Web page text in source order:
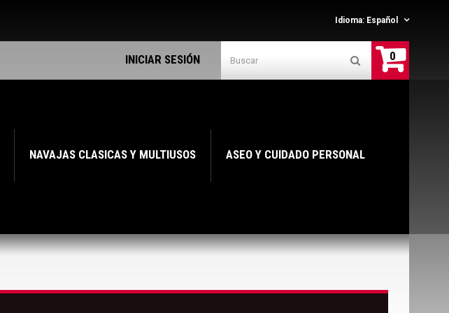
Idioma: Español
0
INICIAR SESIÓN
NAVAJAS CLASICAS Y MULTIUSOS ASEO Y CUIDADO PERSONAL